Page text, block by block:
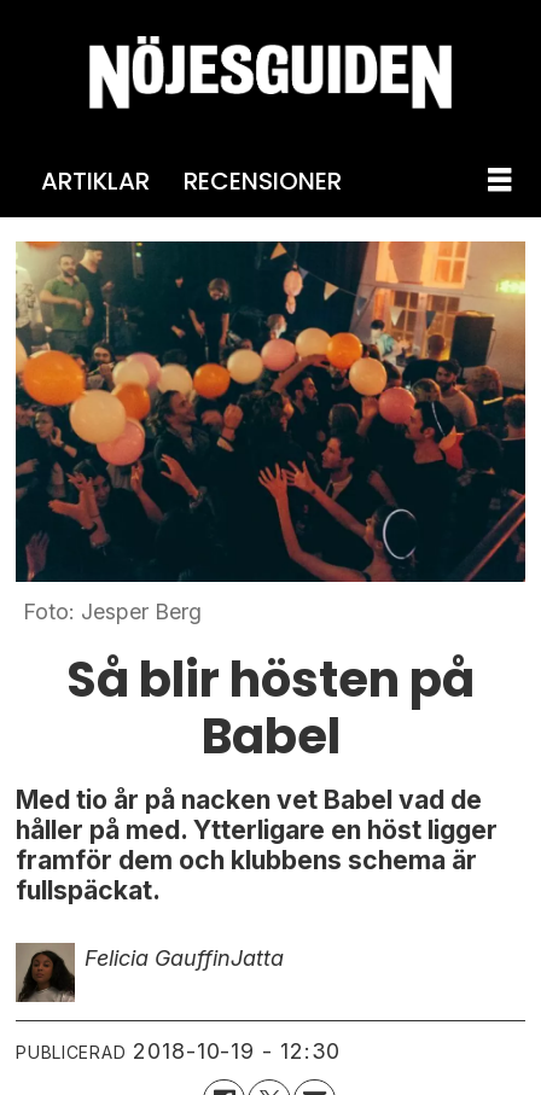
ARTIKLAR RECENSIONER
Foto: Jesper Berg
Så blir hösten på
Babel
Med tio år på nacken vet Babel vad de
håller på med. Ytterligare en höst ligger
framför dem och klubbens schema är
fullspäckat.
Felicia GauffinJatta
PUBLICERAD 2018-10-19 - 12:30